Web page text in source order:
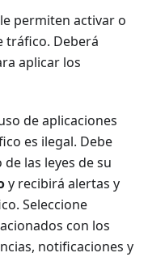
le permiten activar o
tráfico. Deberá
aplicar los
de aplicaciones
es ilegal. Debe
las leyes de su
y recibirá alertas y
Seleccione
con los
notificaciones y